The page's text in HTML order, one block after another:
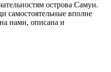
острова Самуи.
самостоятельные вполне
нами, описана и